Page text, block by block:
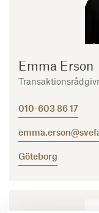
Emma Erson
010-603 86 17
Göteborg